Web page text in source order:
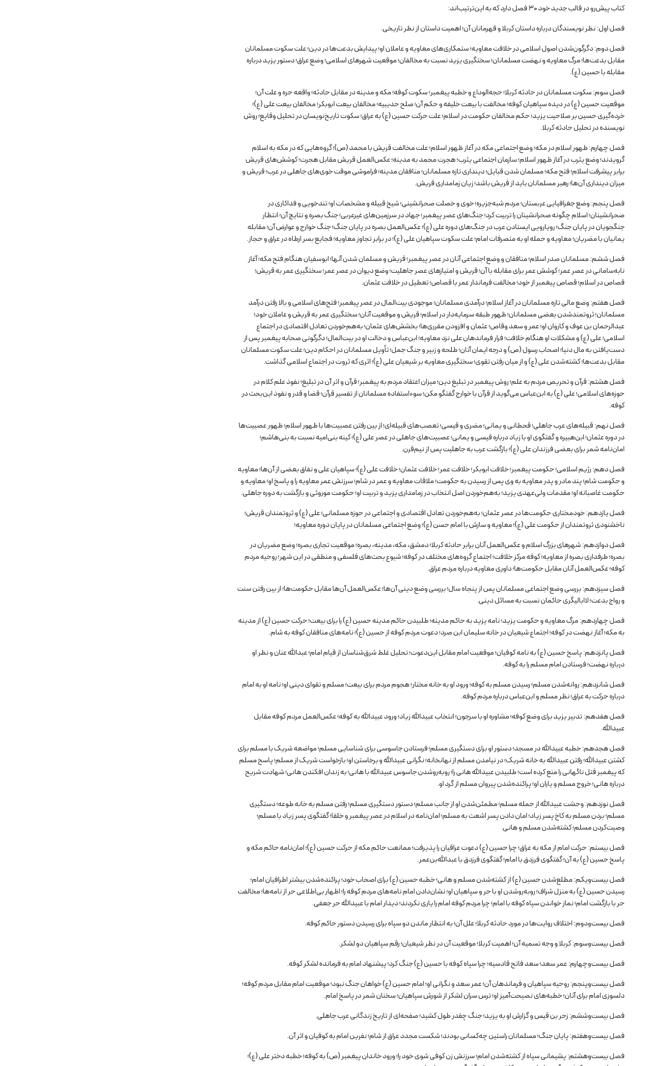
کتاب پیش‌رو در قالب جدید خود ۳۰ فصل دارد که به این‌ترتیب‌اند:
فصل اول: نظر نویسندگان درباره داستان کربلا و قهرمانان آن؛ اهمیت داستان از نظر تاریخی.
فصل دوم: دگرگون‌شدن اصول اسلامی در خلافت معاویه؛ ستمکاری‌های معاویه و عاملان او؛ پیدایش بدعت‌ها در دین؛ علت سکوت مسلمانان
مقابل بدعت‌ها؛ مرگ معاویه و نهضت مسلمانان؛ سختگیری یزید نسبت به مخالفان؛ موقعیت شهرهای اسلامی؛ وضع عراق؛ دستور یزید درباره
مقابله با حسین (ع).
فصل سوم: سکوت مسلمانان در حادثه کربلا؛ حجه‌الوداع و خطبه پیغمبر؛ سکوت کوفه؛ مکه و مدینه در مقابل حادثه؛ واقعه حره و علت آن؛
موقعیت حسین (ع) در دیده سپاهیان کوفه؛ مخالفت با بیعت خلیفه و حکم آن؛ صلح حدیبیه؛ مخالفان بیعت ابوبکر؛ مخالفان بیعت علی (ع)؛
خرده‌گیری حسین بر صلاحیت یزید؛ حکم مخالفان حکومت در اسلام؛ علت حرکت حسین (ع) به عراق؛ سکوت تاریخ‌نویسان در تحلیل وقایع؛ روش
نویسنده در تحلیل حادثه کربلا.
فصل چهارم: ظهور اسلام در مکه؛ وضع اجتماعی مکه در آغاز ظهور اسلام؛ علت مخالفت قریش با محمد (ص)؛ گروه‌هایی که در مکه به اسلام
گرویدند؛ وضع یثرب در آغاز ظهور اسلام؛ سازمان اجتماعی یثرب؛ هجرت محمد به مدینه؛ عکس‌العمل قریش مقابل هجرت؛ کوشش‌های قریش
برابر پیشرفت اسلام؛ فتح مکه؛ مسلمان شدن قبایل؛ دینداری تازه مسلمانان؛ منافقان مدینه؛ فراموشی موقت خوی‌های جاهلی در عرب؛ قریش و
میزان دینداری آن‌ها؛ رهبر مسلمانان باید از قریش باشد؛ زیان زمامداری قریش.
فصل پنجم: وضع جغرافیایی عربستان؛ مردم شبه‌جزیره؛ خوی و خصلت صحرانشینی؛ شیخ قبیله و مشخصات او؛ تندخویی و فداکاری در
صحرانشینان؛ اسلام چگونه صحرانشینان را تربیت کرد؛ جنگ‌های عصر پیغمبر؛ جهاد در سرزمین‌های غیرعربی؛ جنگ بصره و نتایج آن؛ انتظار
جنگجویان در پایان جنگ؛ رویارویی ایستادن عرب در جنگ‌های دوره علی (ع)؛ عکس‌العمل بصره در پایان جنگ؛ جنگ خوارج و عوارض آن؛ مقابله
یمانیان با مضریان؛ معاویه و حمله او به متصرفات امام؛ علت سکوت سپاهیان علی (ع)؛ در برابر تجاوز معاویه؛ فجایع بسر ارطاه در عراق و حجاز.
فصل ششم: مسلمانان صدر اسلام؛ منافقان و وضع اجتماعی آنان در عصر پیغمبر؛ قریش و مسلمان شدن آنها؛ ابوسفیان هنگام فتح مکه؛ آغاز
نابه‌سامانی در عصر عمر؛ کوشش عمر برای مقابله با آن؛ قریش و امتیازهای عصر جاهلیت؛ وضع دیوان در عصر عمر؛ سختگیری عمر به قریش؛
قصاص در اسلام؛ قصاص پیغمبر از خود؛ مخالفت فرماندار عمر با قصاص؛ تعطیل در خلافت عثمان.
فصل هفتم: وضع مالی تازه مسلمانان در آغاز اسلام؛ درآمدی مسلمانان؛ موجودی بیت‌المال در عصر پیغمبر؛ فتح‌های اسلامی و بالا رفتن درآمد
مسلمانان؛ ثروتمندشدن بعضی مسلمانان؛ ظهور طبقه سرمایه‌دار در اسلام؛ قریش و موقعیت آنان؛ سختگیری عمر به قریش و عاملان خود؛
عبدالرحمان بن عوف و کاروان او؛ عمر و سعد وقاص؛ عثمان و افزودن مقرری‌ها؛ بخشش‌های عثمان؛ به‌هم‌خوردن تعادل اقتصادی در اجتماع
اسلامی؛ علی (ع) و مشکلات او هنگام خلافت؛ فرار فرماندهان علی نزد معاویه؛ ابن‌عباس و دخالت او در بیت‌المال؛ دگرگونی صحابه پیغمبر پس از
دست‌یافتن به مال دنیا؛ اصحاب رسول (ص) و درجه ایمان آنان؛ طلحه و زبیر و جنگ جمل؛ تأویل مسلمانان در احکام دین؛ علت سکوت مسلمانان
مقابل بدعت‌ها؛ کشته‌شدن علی (ع) و از میان رفتن تقوی؛ سختگیری معاویه بر شیعیان علی (ع)؛ اثری که ثروت در اجتماع اسلامی گذاشت.
فصل هشتم: قرآن و تحریص مردم به علم؛ روش پیغمبر در تبلیغ دین؛ میزان اعتقاد مردم به پیغمبر؛ قرآن و اثر آن در تبلیغ؛ نفوذ علم کلام در
حوزه‌های اسلامی؛ علی (ع) به ابن‌عباس می‌گوید از قرآن با خوارج گفتگو مکن؛ سوءاستفاده مسلمانان از تفسیر قرآن؛ قضا و قدر و نفوذ این‌بحث در
کوفه.
فصل نهم: قبیله‌های عرب جاهلی؛ قحطانی و یمانی؛ مضری و قیسی؛ تعصب‌های قبیله‌ای؛ از بین رفتن عصبیت‌ها با ظهور اسلام؛ ظهور عصبیت‌ها
در دوره عثمان؛ ابن‌هبیره و گفتگوی او با زیاد درباره قیسی و یمانی؛ عصبیت‌های جاهلی در عصر علی (ع)؛ کینه بنی‌امیه نسبت به بنی‌هاشم؛
امان‌نامه شمر برای بعضی فرزندان علی (ع)؛ بازگشت عرب به جاهلیت پس از نیم‌قرن.
فصل دهم: رژیم اسلامی؛ حکومت پیغمبر؛ خلافت ابوبکر؛ خلافت عمر؛ خلافت عثمان؛ خلافت علی (ع)؛ سپاهیان علی و نفاق بعضی از آن‌ها؛ معاویه
و حکومت شام؛ پند مادر و پدر معاویه به وی پس از رسیدن به حکومت؛ ملاقات معاویه و عمر در شام؛ سرزنش عمر معاویه را و پاسخ او؛ معاویه و
حکومت غاصبانه او؛ مقدمات ولی‌عهدی یزید؛ به‌هم‌خوردن اصل انتخاب در زمامداری یزید و تربیت او؛ حکومت موروثی و بازگشت به دوره جاهلی.
فصل یازدهم: خودمختاری حکومت‌ها در عصر عثمان؛ به‌هم‌خوردن تعادل اقتصادی و اجتماعی در حوزه مسلمانی؛ علی (ع) و ثروتمندان قریش؛
ناخشنودی ثروتمندان از حکومت علی (ع)؛ معاویه و سازش با امام حسن (ع)؛ وضع اجتماعی مسلمانان در پایان دوره معاویه؛
فصل دوازدهم: شهرهای بزرگ اسلام و عکس‌العمل آنان برابر حادثه کربلا؛ دمشق، مکه، مدینه، بصره؛ موقعیت تجاری بصره؛ وضع مضریان در
بصره؛ طرفداری بصره از معاویه؛ کوفه مرکز خلافت؛ اجتماع گروه‌های مختلف در کوفه؛ شیوع بحث‌های فلسفی و منطقی در این شهر؛ روحیه مردم
کوفه؛ عکس‌العمل آنان مقابل حکومت‌ها؛ داوری معاویه درباره مردم عراق.
فصل سیزدهم: بررسی وضع اجتماعی مسلمانان پس از پنجاه سال؛ بررسی وضع دینی آن‌ها؛ عکس‌العمل آن‌ها مقابل حکومت‌ها؛ از بین رفتن سنت
و رواج بدعت؛ لاابالیگری حاکمان نسبت به مسائل دینی.
فصل چهاردهم: مرگ معاویه و حکومت یزید؛ نامه یزید به حاکم مدینه؛ طلبیدن حاکم مدینه حسین (ع) را برای بیعت؛ حرکت حسین (ع) از مدینه
به مکه؛ آغاز نهضت در کوفه؛ اجتماع شیعیان در خانه سلیمان ابن صرد؛ دعوت مردم کوفه از حسین (ع)؛ نامه‌های منافقان کوفه به شام.
فصل پانزدهم: پاسخ حسین (ع) به نامه کوفیان؛ موقعیت امام مقابل این‌دعوت؛ تحلیل غلط شرق‌شناسان از قیام امام؛ عبدالله عنان و نظر او
درباره نهضت؛ فرستادن امام مسلم را به کوفه.
فصل شانزدهم: روانه‌شدن مسلم؛ رسیدن مسلم به کوفه؛ ورود او به خانه مختار؛ هجوم مردم برای بیعت؛ مسلم و تقوای دینی او؛ نامه او به امام
درباره حرکت به عراق؛ نظر مسلم و ابن‌عباس درباره مردم کوفه.
فصل هفدهم: تدبیر یزید برای وضع کوفه؛ مشاوره او با سرجون؛ انتخاب عبیدالله زیاد؛ ورود عبیدالله به کوفه؛ عکس‌العمل مردم کوفه مقابل
عبیدالله.
فصل هجدهم: خطبه عبیدالله در مسجد؛ دستور او برای دستگیری مسلم؛ فرستادن جاسوسی برای شناسایی مسلم؛ مواضعه شریک با مسلم برای
کشتن عبیدالله؛ رفتن عبیدالله به خانه شریک؛ در نیامدن مسلم از نهانخانه؛ نگرانی عبیدالله و برخاستن او؛ بازخواست شریک از مسلم؛ پاسخ مسلم
که پیغمبر قتل ناگهانی را منع کرده است؛ طلبیدن عبیدالله هانی را؛ روبه‌روشدن جاسوس عبیدالله با هانی؛ به زندان افکندن هانی؛ شهادت شریح
درباره هانی؛ خروج مسلم و یاران او؛ پراکنده‌شدن پیروان مسلم از گرد او.
فصل نوزدهم: وحشت عبیدالله از حمله مسلم؛ مطمئن‌شدن او از جانب مسلم؛ دستور دستگیری مسلم؛ رفتن مسلم به خانه طوعه؛ دستگیری
مسلم؛ بردن مسلم به کاخ پسر زیاد؛ امان دادن پسر اشعث به مسلم؛ امان‌نامه در اسلام در عصر پیغمبر و خلفا؛ گفتگوی پسر زیاد با مسلم؛
وصیت‌کردن مسلم؛ کشته‌شدن مسلم و هانی.
فصل بیستم: حرکت امام از مکه به عراق؛ چرا حسین (ع) دعوت عراقیان را پذیرفت؛ ممانعت حاکم مکه از حرکت حسین (ع)؛ امان‌نامه حاکم مکه و
پاسخ حسین (ع) به آن؛ گفتگوی فرزدق با امام؛ گفتگوی فرزدق با عبدالله‌بن‌عمر.
فصل بیست‌ویکم: مطلع‌شدن حسین (ع) از کشته‌شدن مسلم و هانی؛ خطبه حسین (ع) برای اصحاب خود؛ پراکنده‌شدن بیشتر اطرافیان امام؛
رسیدن حسین (ع) به منزل شراف؛ روبه‌روشدن او با حر و سپاهیان او؛ نشان‌دادن امام نامه‌های مردم کوفه را؛ اظهار بی‌اطلاعی حر از نامه‌ها؛ مخالفت
حر با بازگشت امام؛ نماز خواندن سپاه کوفه با امام؛ چرا مردم کوفه امام را یاری نکردند؛ دیدار امام با عبیدالله حر جعفی.
فصل بیست‌ودوم: اختلاف روایت‌ها در مورد حادثه کربلا؛ علل آن؛ به انتظار ماندن دو سپاه برای رسیدن دستور حاکم کوفه.
فصل بیست‌وسوم: کربلا و وجه تسمیه آن؛ اهمیت کربلا؛ موقعیت آن در نظر شیعیان؛ رقم سپاهیان دو لشکر.
فصل بیست‌وچهارم: عمر سعد؛ سعد فاتح قادسیه؛ چرا سپاه کوفه با حسین (ع) جنگ کرد؛ پیشنهاد امام به فرمانده لشکر کوفه.
فصل بیست‌وپنجم: روحیه سپاهیان و فرماندهان آن؛ عمر سعد و نگرانی او؛ امام حسین (ع) خواهان جنگ نبود؛ موقعیت امام مقابل مردم کوفه؛
دلسوزی امام برای آنان؛ خطبه‌های نصیحت‌آمیز او؛ ترس سران لشکر از شورش سپاهیان؛ سخنان شمر در پاسخ امام.
فصل بیست‌وششم: زحر بن قیس و گزارش او به یزید؛ جنگ چقدر طول کشید؛ صفحه‌ای از تاریخ زندگانی عرب جاهلی.
فصل بیست‌وهفتم: پایان جنگ؛ مسلمانان راستین چه‌کسانی بودند؛ شکست مجدد عراق از شام؛ نفرین امام به کوفیان و اثر آن.
فصل بیست‌وهشتم: پشیمانی سپاه از کشته‌شدن امام؛ سرزنش زن کوفی شوی خود را؛ ورود خاندان پیغمبر (ص) به کوفه؛ خطبه دختر علی (ع)؛